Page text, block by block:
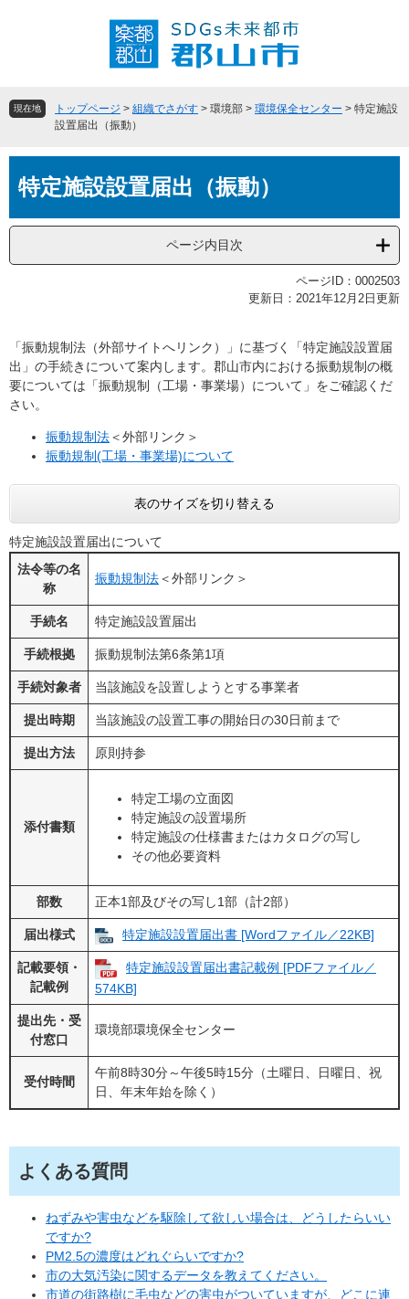
頭
飛
へ
現在地 トップページ > 組織でさがす > 環境部 > 環境保全センター > 特定施設
設置届出（振動）
文特定施設設置届出（振動）
ページ内目次
ページID：0002503
更新日：2021年12月2日更新
「振動規制法（外部サイトへリンク）」に基づく「特定施設設置届
出」の手続きについて案内します。郡山市内における振動規制の概
要については「振動規制（工場・事業場）について」をご確認くだ
さい。
振動規制法＜外部リンク＞
振動規制(工場・事業場)について
表のサイズを切り替える
特定施設設置届出について
法令等の名
称
振動規制法＜外部リンク＞
手続名 特定施設設置届出
手続根拠 振動規制法第6条第1項
手続対象者 当該施設を設置しようとする事業者
提出時期 当該施設の設置工事の開始日の30日前まで
提出方法 原則持参
添付書類
特定工場の立面図
特定施設の設置場所
特定施設の仕様書またはカタログの写し
その他必要資料
部数 正本1部及びその写し1部（計2部）
届出様式 特定施設設置届出書 [Wordファイル／22KB]
記載要領・
記載例
特定施設設置届出書記載例 [PDFファイル／
574KB]
提出先・受
付窓口
環境部環境保全センター
受付時間
午前8時30分～午後5時15分（土曜日、日曜日、祝
日、年末年始を除く）
よくある質問
ねずみや害虫などを駆除して欲しい場合は、どうしたらいい
ですか?
PM2.5の濃度はどれぐらいですか?
市の大気汚染に関するデータを教えてください。
市道の街路樹に毛虫などの害虫がついていますが、どこに連